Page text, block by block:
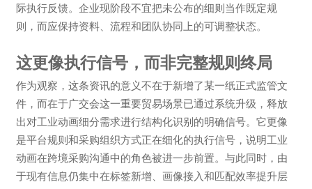
际执行反馈。企业现阶段不宜把未公布的细则当作既定规
则，而应保持资料、流程和团队协同上的可调整状态。
这更像执行信号，而非完整规则终局
作为观察，这条资讯的意义不在于新增了某一纸正式监管文
件，而在于广交会这一重要贸易场景已通过系统升级，释放
出对工业动画细分需求进行结构化识别的明确信号。它更像
是平台规则和采购组织方式正在细化的执行信号，说明工业
动画在跨境采购沟通中的角色被进一步前置。与此同时，由
于现有信息仍集中在标签新增、画像接入和匹配效率提升层